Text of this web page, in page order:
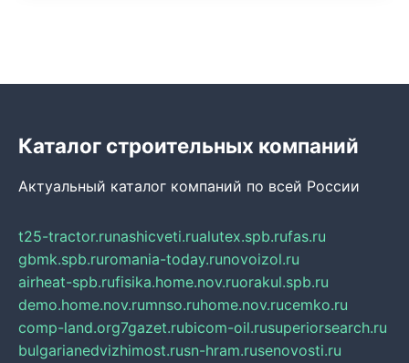
Каталог строительных компаний
Актуальный каталог компаний по всей России
t25-tractor.runashicveti.rualutex.spb.rufas.ru
gbmk.spb.ruromania-today.runovoizol.ru
airheat-spb.rufisika.home.nov.ruorakul.spb.ru
demo.home.nov.rumnso.ruhome.nov.rucemko.ru
comp-land.org7gazet.rubicom-oil.rusuperiorsearch.ru
bulgarianedvizhimost.rusn-hram.rusenovosti.ru